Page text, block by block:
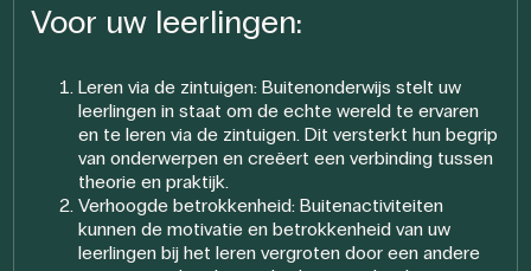
Voor uw leerlingen:
Leren via de zintuigen: Buitenonderwijs stelt uw
leerlingen in staat om de echte wereld te ervaren
en te leren via de zintuigen. Dit versterkt hun begrip
van onderwerpen en creëert een verbinding tussen
theorie en praktijk.
Verhoogde betrokkenheid: Buitenactiviteiten
kunnen de motivatie en betrokkenheid van uw
leerlingen bij het leren vergroten door een andere